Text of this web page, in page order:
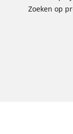
Zoeken op